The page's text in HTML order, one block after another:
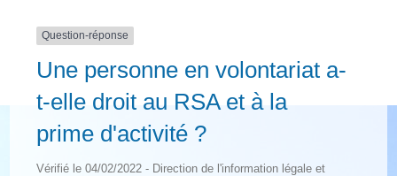
Question-réponse
Une personne en volontariat a-
t-elle droit au RSA et à la
prime d'activité ?
Vérifié le 04/02/2022 - Direction de l'information légale et